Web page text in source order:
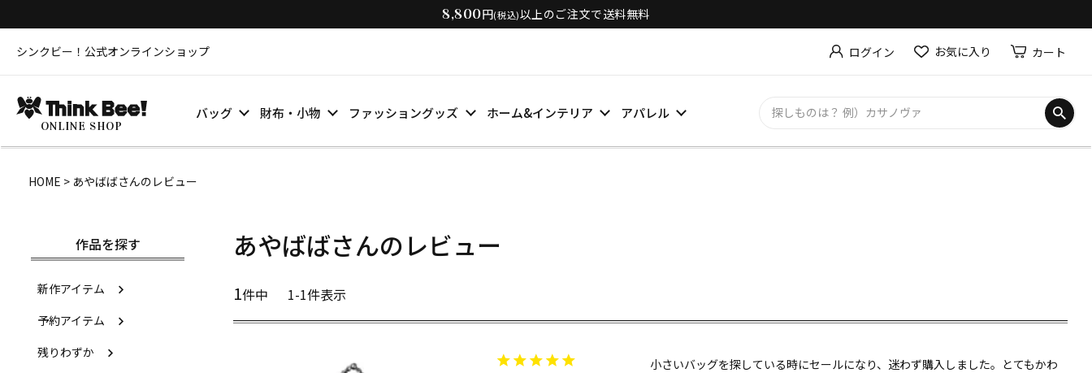
8,800円(税込)以上のご注文で送料無料
シンクビー！公式オンラインショップ ログイン お気に入り カート
ONLINE SHOP
バッグ 財布・小物 ファッショングッズ ホーム&インテリア アパレル
HOME あやばばさんのレビュー
あやばばさんのレビュー
1件中 1-1件表示
小さいバッグを探している時にセールになり、迷わず購入しました。とてもかわ
作品を探す
新作アイテム
予約アイテム
残りわずか